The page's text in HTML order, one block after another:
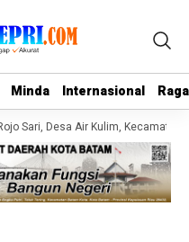
Minda Internasional
Minda Internasional
Sari, Desa Air Kulim, Kecamatan